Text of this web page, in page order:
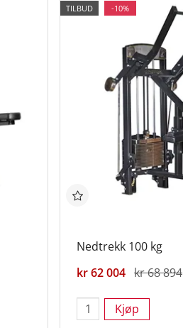
TILBUD -10%
Nedtrekk 100 kg
kr 62 004 kr 68 894
Kjøp